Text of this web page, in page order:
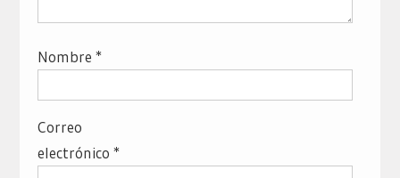
Nombre *
Correo
electrónico *